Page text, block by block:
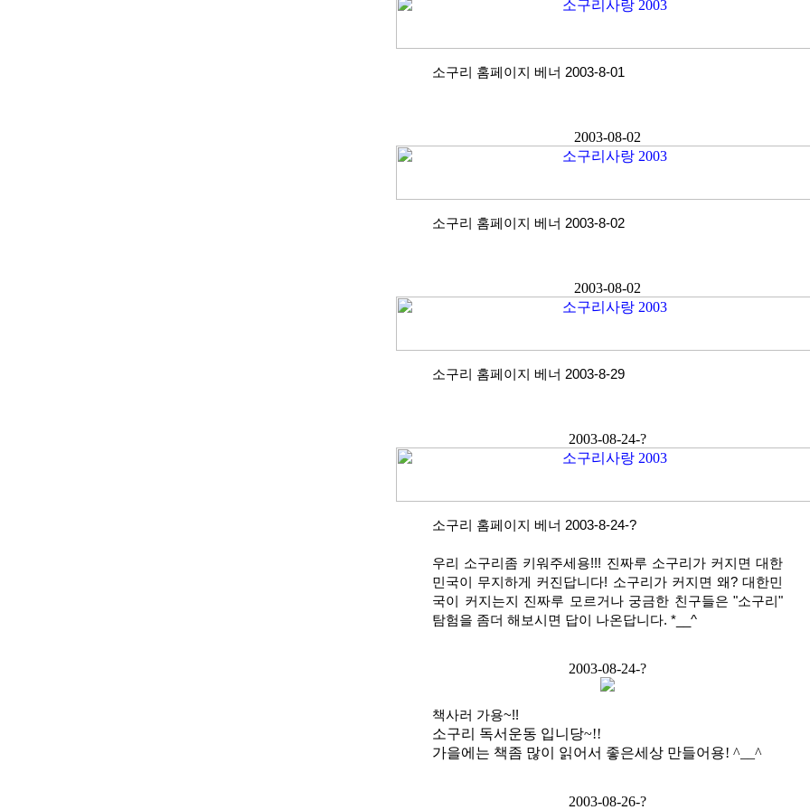
소구리 홈페이지 베너 2003-8-01
2003-08-02
소구리 홈페이지 베너 2003-8-02
2003-08-02
소구리 홈페이지 베너 2003-8-29
2003-08-24-?
소구리 홈페이지 베너 2003-8-24-?
우리 소구리좀 키워주세용!!! 진짜루 소구리가 커지면 대한
민국이 무지하게 커진답니다! 소구리가 커지면 왜? 대한민
국이 커지는지 진짜루 모르거나 궁금한 친구들은 "소구리"
탐험을 좀더 해보시면 답이 나온답니다. *__^
2003-08-24-?
책사러 가용~!!
소구리 독서운동 입니당~!!
가을에는 책좀 많이 읽어서 좋은세상 만들어용! ^__^
2003-08-26-?